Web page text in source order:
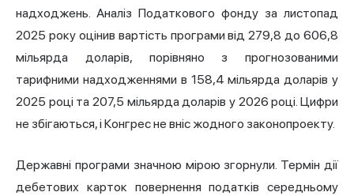
надходжень. Аналіз Податкового фонду за листопад
2025 року оцінив вартість програми від 279,8 до 606,8
мільярда доларів, порівняно з прогнозованими
тарифними надходженнями в 158,4 мільярда доларів у
2025 році та 207,5 мільярда доларів у 2026 році. Цифри
не збігаються, і Конгрес не вніс жодного законопроекту.
Державні програми значною мірою згорнули. Термін дії
дебетових карток повернення податків середньому